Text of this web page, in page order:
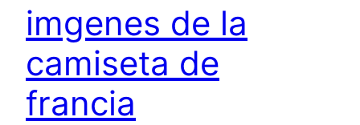
imgenes de la
camiseta de
francia